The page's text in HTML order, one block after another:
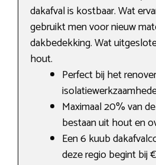
dakafval is kostbaar. Wat
gebruikt men voor nieuw
dakbedekking. Wat
hout.
Perfect bij het
Maximaal 20% van
bestaan uit hout en
Een 6 kuub
deze regio begint bij